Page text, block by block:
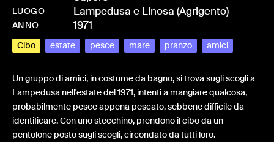
LUOGO Lampedusa e Linosa (Agrigento)
ANNO 1971
Cibo estate pesce mare pranzo amici
Un gruppo di amici, in costume da bagno, si trova sugli scogli a
Lampedusa nell'estate del 1971, intenti a mangiare qualcosa,
probabilmente pesce appena pescato, sebbene difficile da
identificare. Con uno stecchino, prendono il cibo da un
pentolone posto sugli scogli, circondato da tutti loro.